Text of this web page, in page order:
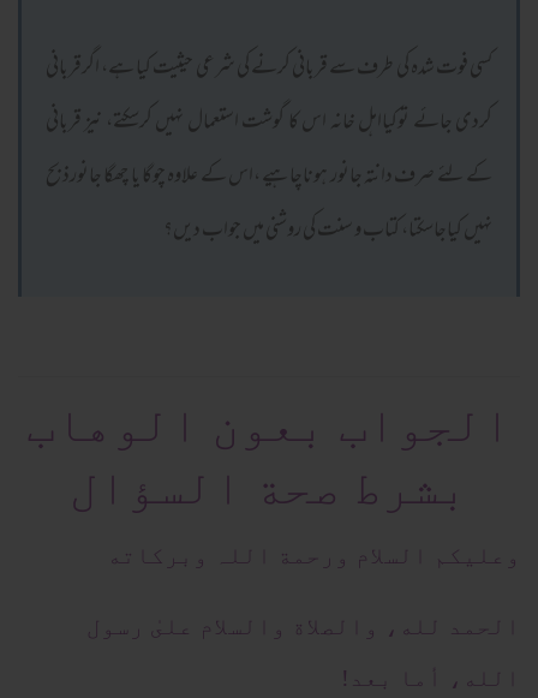
کسی فوت شدہ کی طرف سے قربانی کرنے کی شرعی حیثیت کیا ہے، اگرقربانی
کردی جائے توکیااہل خانہ اس کا گوشت استعمال نہیں کرسکتے، نیز قربانی
کے لئے صرف دانتہ جانور ہوناچاہیے ،اس کے علاوہ چوگا یا چھگا جانورذبح
نہیں کیاجاسکتا، کتاب و سنت کی روشنی میں جواب دیں؟
الجواب بعون الوهاب
بشرط صحة السؤال
وعلیکم السلام ورحمة اللہ وبرکاته
الحمد لله، والصلاة والسلام علىٰ رسول
الله، أما بعد!